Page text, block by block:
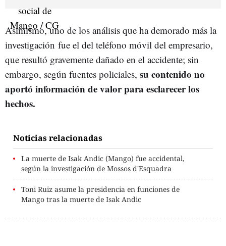
Asimismo, uno de los análisis que ha demorado más la
investigación fue el del teléfono móvil del empresario,
que resultó gravemente dañado en el accidente; sin
embargo, según fuentes policiales, su contenido no
aportó informacióndevalorpara esclarecerlos
hechos.
Noticias relacionadas
La muerte de Isak Andic (Mango) fue accidental,
según la investigación de Mossos d'Esquadra
Toni Ruiz asume la presidencia en funciones de
Mango tras la muerte de Isak Andic